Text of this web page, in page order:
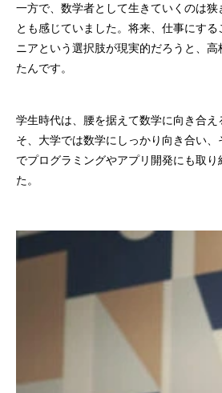
一方で、数学者として生きていくのは
とも感じていました。将来、仕事にす
ニアという選択肢が現実的だろうと、
たんです。
学生時代は、腰を据えて数学に向き合え
そ、大学では数学にしっかり向き合い
でプログラミングやアプリ開発にも取
た。